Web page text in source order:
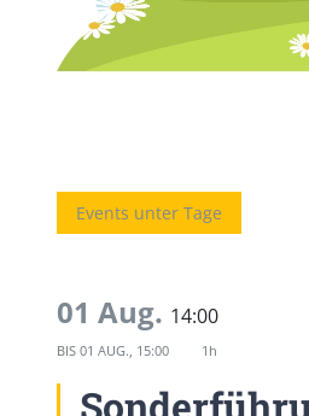
Events unter Tage
01 Aug. 14:00
BIS 01 AUG., 15:00 1h